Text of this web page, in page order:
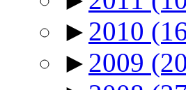
► 2010
► 2009